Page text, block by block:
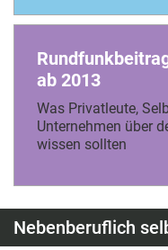
ab 2013
Was Privatleute,
Unternehmen über
wissen sollten
Nebenberuflich